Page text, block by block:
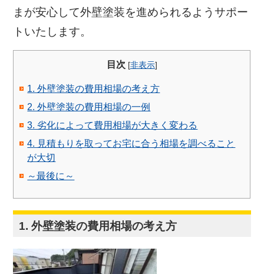
まが安心して外壁塗装を進められるようサポー
トいたします。
目次 [非表示]
1. 外壁塗装の費用相場の考え方
2. 外壁塗装の費用相場の一例
3. 劣化によって費用相場が大きく変わる
4. 見積もりを取ってお宅に合う相場を調べること
が大切
～最後に～
1. 外壁塗装の費用相場の考え方